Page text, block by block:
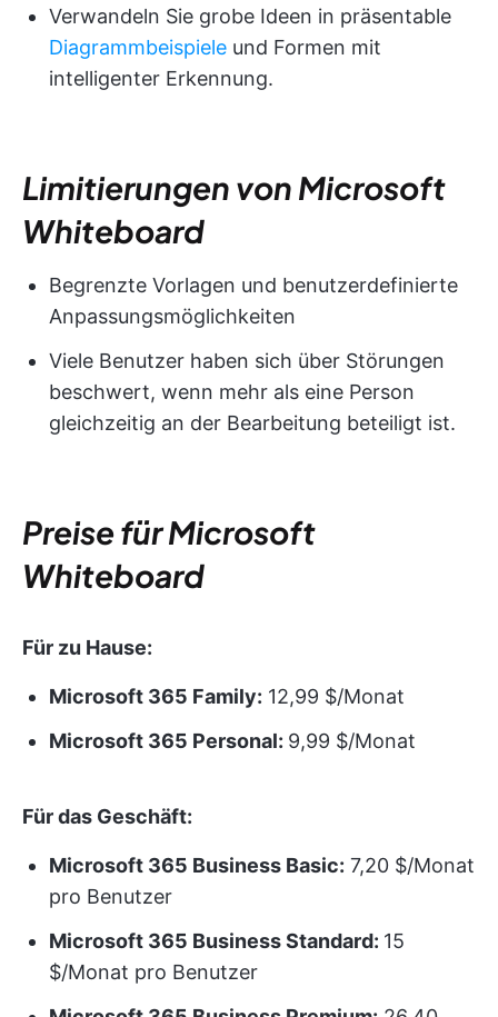
Verwandeln Sie grobe Ideen in präsentable
Diagrammbeispiele und Formen mit
intelligenter Erkennung.
Limitierungen von Microsoft
Whiteboard
Begrenzte Vorlagen und benutzerdefinierte
Anpassungsmöglichkeiten
Viele Benutzer haben sich über Störungen
beschwert, wenn mehr als eine Person
gleichzeitig an der Bearbeitung beteiligt ist.
Preise für Microsoft
Whiteboard
Für zu Hause:
Microsoft 365 Family: 12,99 $/Monat
Microsoft 365 Personal: 9,99 $/Monat
Für das Geschäft:
Microsoft 365 Business Basic: 7,20 $/Monat
pro Benutzer
Microsoft 365 Business Standard: 15
$/Monat pro Benutzer